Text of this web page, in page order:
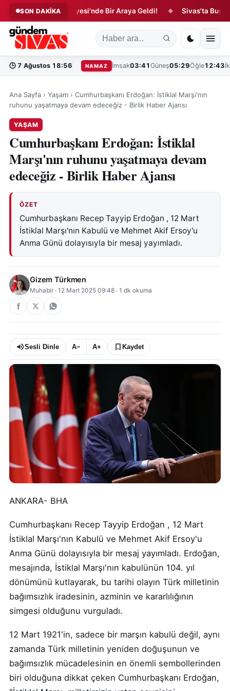
SON DAKİKA
Arifan Külliyesi'nde Bir Araya Geldi! ◆ Sivas'ta Bugün
🕒 7 Ağustos 18:56 NAMAZ İmsak03:41 Güneş05:29Öğle12:43
Ana Sayfa › Yaşam › Cumhurbaşkanı Erdoğan: İstiklal Marşı'nın
ruhunu yaşatmaya devam edeceğiz - Birlik Haber Ajansı
YAŞAM
Cumhurbaşkanı Erdoğan: İstiklal
Marşı'nın ruhunu yaşatmaya devam
edeceğiz - Birlik Haber Ajansı
ÖZET
Cumhurbaşkanı Recep Tayyip Erdoğan , 12 Mart
İstiklal Marşı'nın Kabulü ve Mehmet Akif Ersoy'u
Anma Günü dolayısıyla bir mesaj yayımladı.
Gizem Türkmen
Muhabir · 12 Mart 2025 09:48 · 1 dk okuma
Sesli Dinle A− A+ Kaydet
ANKARA- BHA
Cumhurbaşkanı Recep Tayyip Erdoğan , 12 Mart
İstiklal Marşı'nın Kabulü ve Mehmet Akif Ersoy'u
Anma Günü dolayısıyla bir mesaj yayımladı. Erdoğan,
mesajında, İstiklal Marşı'nın kabulünün 104. yıl
dönümünü kutlayarak, bu tarihi olayın Türk milletinin
bağımsızlık iradesinin, azminin ve kararlılığının
simgesi olduğunu vurguladı.
12 Mart 1921'in, sadece bir marşın kabulü değil, aynı
zamanda Türk milletinin yeniden doğuşunun ve
bağımsızlık mücadelesinin en önemli sembollerinden
biri olduğuna dikkat çeken Cumhurbaşkanı Erdoğan,